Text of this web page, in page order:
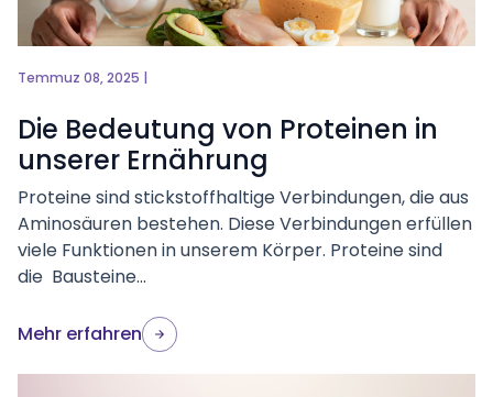
Temmuz 08, 2025 |
Die Bedeutung von Proteinen in
unserer Ernährung
Proteine sind stickstoffhaltige Verbindungen, die aus
Aminosäuren bestehen. Diese Verbindungen erfüllen
viele Funktionen in unserem Körper. Proteine sind
die Bausteine...
Mehr erfahren